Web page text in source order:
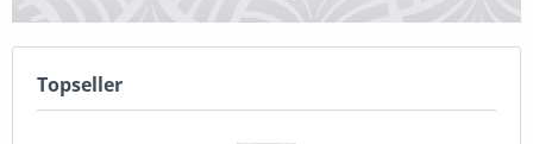
Topseller